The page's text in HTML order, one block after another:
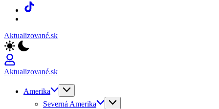
TikTok
Aktualizované.sk
Aktualizované.sk
Amerika
Severná Amerika